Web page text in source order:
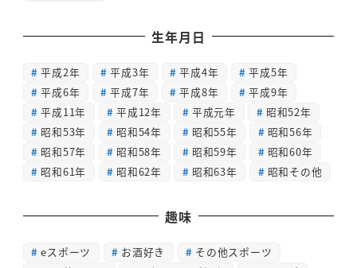
生年月日
平成2年 平成3年 平成4年
平成5年
平成6年
平成7年 平成8年
平成9年
平成11年
平成12年 平成元年
昭和52年
昭和53年
昭和54年 昭和55年
昭和56年
昭和57年
昭和58年 昭和59年
昭和60年
昭和61年
昭和62年 昭和63年 昭和その他
趣味
eスポーツ お酒好き
その他スポーツ